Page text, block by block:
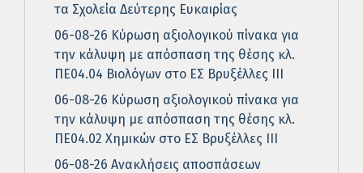
τα Σχολεία Δεύτερης Ευκαιρίας
06-08-26 Κύρωση αξιολογικού πίνακα για
την κάλυψη με απόσπαση της θέσης κλ.
ΠΕ04.04 Βιολόγων στο ΕΣ Βρυξέλλες ΙΙΙ
06-08-26 Κύρωση αξιολογικού πίνακα για
την κάλυψη με απόσπαση της θέσης κλ.
ΠΕ04.02 Χημικών στο ΕΣ Βρυξέλλες ΙΙΙ
06-08-26 Ανακλήσεις αποσπάσεων